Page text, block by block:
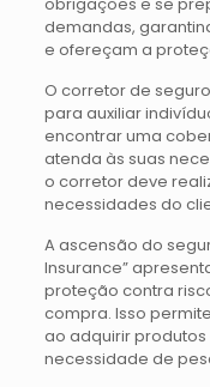
demandas,
e ofereçam a
O corretor de
para auxiliar
encontrar uma
atenda às suas
o corretor deve
necessidades do
A ascensão do
Insurance”
proteção contra
compra. Isso
ao adquirir
necessidade de